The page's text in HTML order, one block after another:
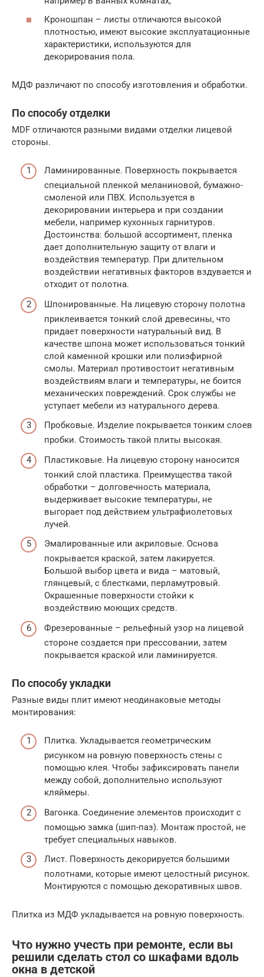
Кроношпан – листы отличаются высокой
плотностью, имеют высокие эксплуатационные
характеристики, используются для
декорирования пола.
МДФ различают по способу изготовления и обработки.
По способу отделки
MDF отличаются разными видами отделки лицевой
стороны.
Ламинированные. Поверхность покрывается
специальной пленкой меланиновой, бумажно-
смоленой или ПВХ. Используется в
декорировании интерьера и при создании
мебели, например кухонных гарнитуров.
Достоинства: большой ассортимент, пленка
дает дополнительную защиту от влаги и
воздействия температур. При длительном
воздействии негативных факторов вздувается и
отходит от полотна.
Шпонированные. На лицевую сторону полотна
приклеивается тонкий слой древесины, что
придает поверхности натуральный вид. В
качестве шпона может использоваться тонкий
слой каменной крошки или полиэфирной
смолы. Материал противостоит негативным
воздействиям влаги и температуры, не боится
механических повреждений. Срок службы не
уступает мебели из натурального дерева.
Пробковые. Изделие покрывается тонким слоев
пробки. Стоимость такой плиты высокая.
Пластиковые. На лицевую сторону наносится
тонкий слой пластика. Преимущества такой
обработки – долговечность материала,
выдерживает высокие температуры, не
выгорает под действием ультрафиолетовых
лучей.
Эмалированные или акриловые. Основа
покрывается краской, затем лакируется.
Большой выбор цвета и вида – матовый,
глянцевый, с блестками, перламутровый.
Окрашенные поверхности стойки к
воздействию моющих средств.
Фрезерованные – рельефный узор на лицевой
стороне создается при прессовании, затем
покрывается краской или ламинируется.
По способу укладки
Разные виды плит имеют неодинаковые методы
монтирования:
Плитка. Укладывается геометрическим
рисунком на ровную поверхность стены с
помощью клея. Чтобы зафиксировать панели
между собой, дополнительно используют
кляймеры.
Вагонка. Соединение элементов происходит с
помощью замка (шип-паз). Монтаж простой, не
требует специальных навыков.
Лист. Поверхность декорируется большими
полотнами, которые имеют целостный рисунок.
Монтируются с помощью декоративных швов.
Плитка из МДФ укладывается на ровную поверхность.
Что нужно учесть при ремонте, если вы
решили сделать стол со шкафами вдоль
окна в детской